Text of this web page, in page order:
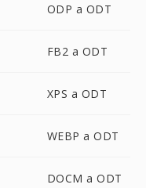
ODP a ODT
FB2 a ODT
XPS a ODT
WEBP a ODT
DOCM a ODT